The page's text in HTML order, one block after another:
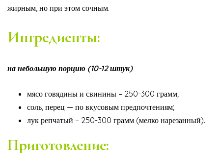
жирным, но при этом сочным.
Ингредиенты:
на небольшую порцию (10-12 штук)
мясо говядины и свинины – 250-300 грамм;
соль, перец — по вкусовым предпочтениям;
лук репчатый – 250-300 грамм (мелко нарезанный).
Приготовление: